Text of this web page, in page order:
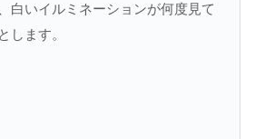
白いイルミネーションが何度見て
します。